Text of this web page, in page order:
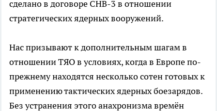
сделано в договоре СНВ-3 в отношении
стратегических ядерных вооружений.
Нас призывают к дополнительным шагам в
отношении ТЯО в условиях, когда в Европе по-
прежнему находятся несколько сотен готовых к
применению тактических ядерных боезарядов.
Без устранения этого анахронизма времён